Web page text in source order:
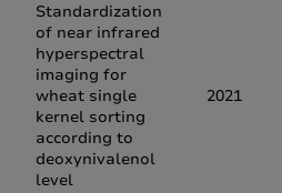
Standardization
of near infrared
hyperspectral
imaging for
wheat single
kernel sorting
according to
deoxynivalenol
level
2021